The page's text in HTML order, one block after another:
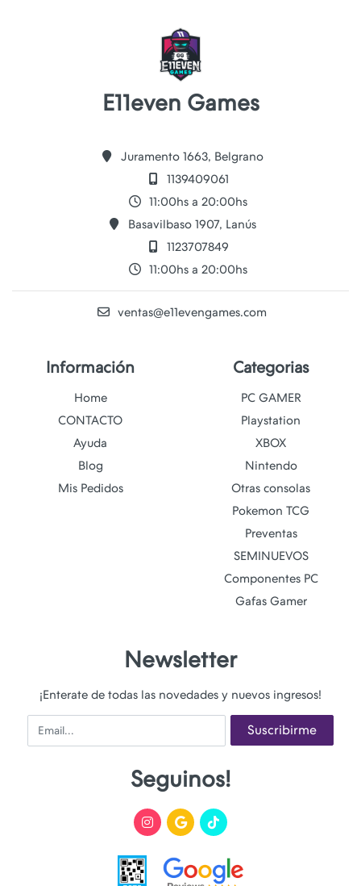
E11even Games
Juramento 1663, Belgrano
1139409061
11:00hs a 20:00hs
Basavilbaso 1907, Lanús
1123707849
11:00hs a 20:00hs
ventas@e11evengames.com
Información
Home
CONTACTO
Ayuda
Blog
Mis Pedidos
Categorias
PC GAMER
Playstation
XBOX
Nintendo
Otras consolas
Pokemon TCG
Preventas
SEMINUEVOS
Componentes PC
Gafas Gamer
Newsletter
¡Enterate de todas las novedades y nuevos ingresos!
Email Suscribirme
Seguinos!